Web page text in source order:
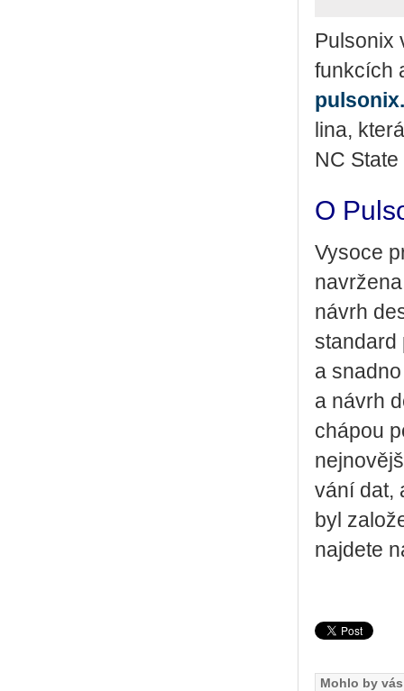
Pul­so­nix
funk­cích
li­na,
NC
O
Vy­so­ce
návrh
stan­dard
a
a návrh
chá­pou
vá­ní dat,
byl
na­jde­te
Mohlo by